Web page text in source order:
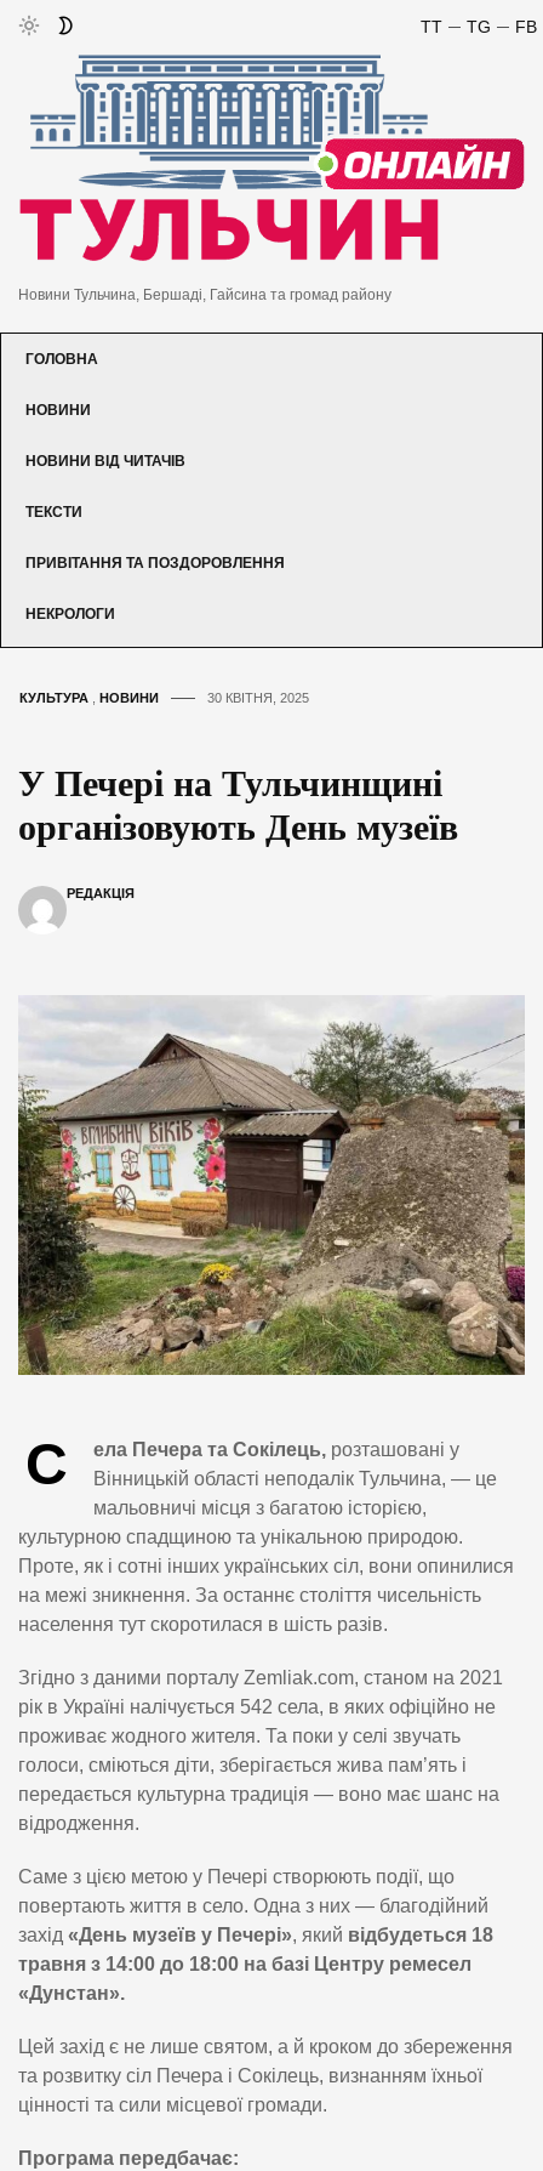
FB
TG
TT
Новини Тульчина, Бершаді, Гайсина та громад району
ГОЛОВНА
НОВИНИ
НОВИНИ ВІД ЧИТАЧІВ
ТЕКСТИ
ПРИВІТАННЯ ТА ПОЗДОРОВЛЕННЯ
НЕКРОЛОГИ
КУЛЬТУРА НОВИНИ 30 КВІТНЯ, 2025
У Печері на Тульчинщині
організовують День музеїв
РЕДАКЦІЯ
С ела Печера та Сокілець, розташовані у
Вінницькій області неподалік Тульчина, — це
мальовничі місця з багатою історією,
культурною спадщиною та унікальною природою.
Проте, як і сотні інших українських сіл, вони опинилися
на межі зникнення. За останнє століття чисельність
населення тут скоротилася в шість разів.
Згідно з даними порталу Zemliak.com, станом на 2021
рік в Україні налічується 542 села, в яких офіційно не
проживає жодного жителя. Та поки у селі звучать
голоси, сміються діти, зберігається жива пам’ять і
передається культурна традиція — воно має шанс на
відродження.
Саме з цією метою у Печері створюють події, що
повертають життя в село. Одна з них — благодійний
захід «День музеїв у Печері», який відбудеться 18
травня з 14:00 до 18:00 на базі Центру ремесел
«Дунстан».
Цей захід є не лише святом, а й кроком до збереження
та розвитку сіл Печера і Сокілець, визнанням їхньої
цінності та сили місцевої громади.
Програма передбачає: